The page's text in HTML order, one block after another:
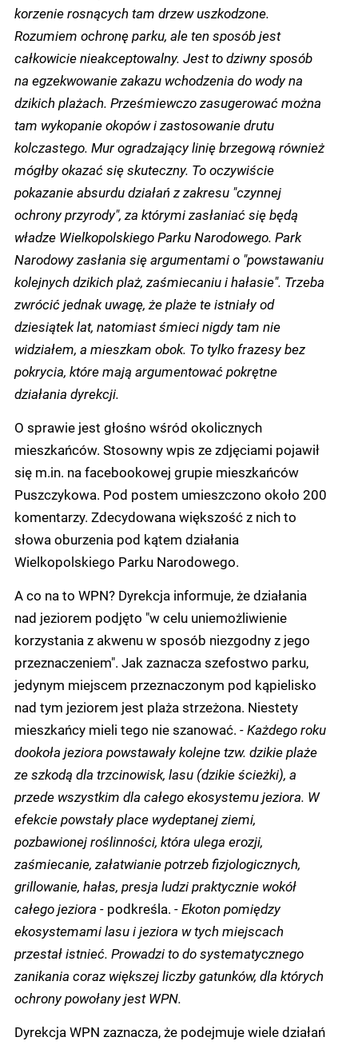
korzenie rosnących tam drzew uszkodzone.
Rozumiem ochronę parku, ale ten sposób jest
całkowicie nieakceptowalny. Jest to dziwny sposób
na egzekwowanie zakazu wchodzenia do wody na
dzikich plażach. Prześmiewczo zasugerować można
tam wykopanie okopów i zastosowanie drutu
kolczastego. Mur ogradzający linię brzegową również
mógłby okazać się skuteczny. To oczywiście
pokazanie absurdu działań z zakresu "czynnej
ochrony przyrody", za którymi zasłaniać się będą
władze Wielkopolskiego Parku Narodowego. Park
Narodowy zasłania się argumentami o "powstawaniu
kolejnych dzikich plaż, zaśmiecaniu i hałasie". Trzeba
zwrócić jednak uwagę, że plaże te istniały od
dziesiątek lat, natomiast śmieci nigdy tam nie
widziałem, a mieszkam obok. To tylko frazesy bez
pokrycia, które mają argumentować pokrętne
działania dyrekcji.
O sprawie jest głośno wśród okolicznych
mieszkańców. Stosowny wpis ze zdjęciami pojawił
się m.in. na facebookowej grupie mieszkańców
Puszczykowa. Pod postem umieszczono około 200
komentarzy. Zdecydowana większość z nich to
słowa oburzenia pod kątem działania
Wielkopolskiego Parku Narodowego.
A co na to WPN? Dyrekcja informuje, że działania
nad jeziorem podjęto "w celu uniemożliwienie
korzystania z akwenu w sposób niezgodny z jego
przeznaczeniem". Jak zaznacza szefostwo parku,
jedynym miejscem przeznaczonym pod kąpielisko
nad tym jeziorem jest plaża strzeżona. Niestety
mieszkańcy mieli tego nie szanować. - Każdego roku
dookoła jeziora powstawały kolejne tzw. dzikie plaże
ze szkodą dla trzcinowisk, lasu (dzikie ścieżki), a
przede wszystkim dla całego ekosystemu jeziora. W
efekcie powstały place wydeptanej ziemi,
pozbawionej roślinności, która ulega erozji,
zaśmiecanie, załatwianie potrzeb fizjologicznych,
grillowanie, hałas, presja ludzi praktycznie wokół
całego jeziora - podkreśla. - Ekoton pomiędzy
ekosystemami lasu i jeziora w tych miejscach
przestał istnieć. Prowadzi to do systematycznego
zanikania coraz większej liczby gatunków, dla których
ochrony powołany jest WPN.
Dyrekcja WPN zaznacza, że podejmuje wiele działań